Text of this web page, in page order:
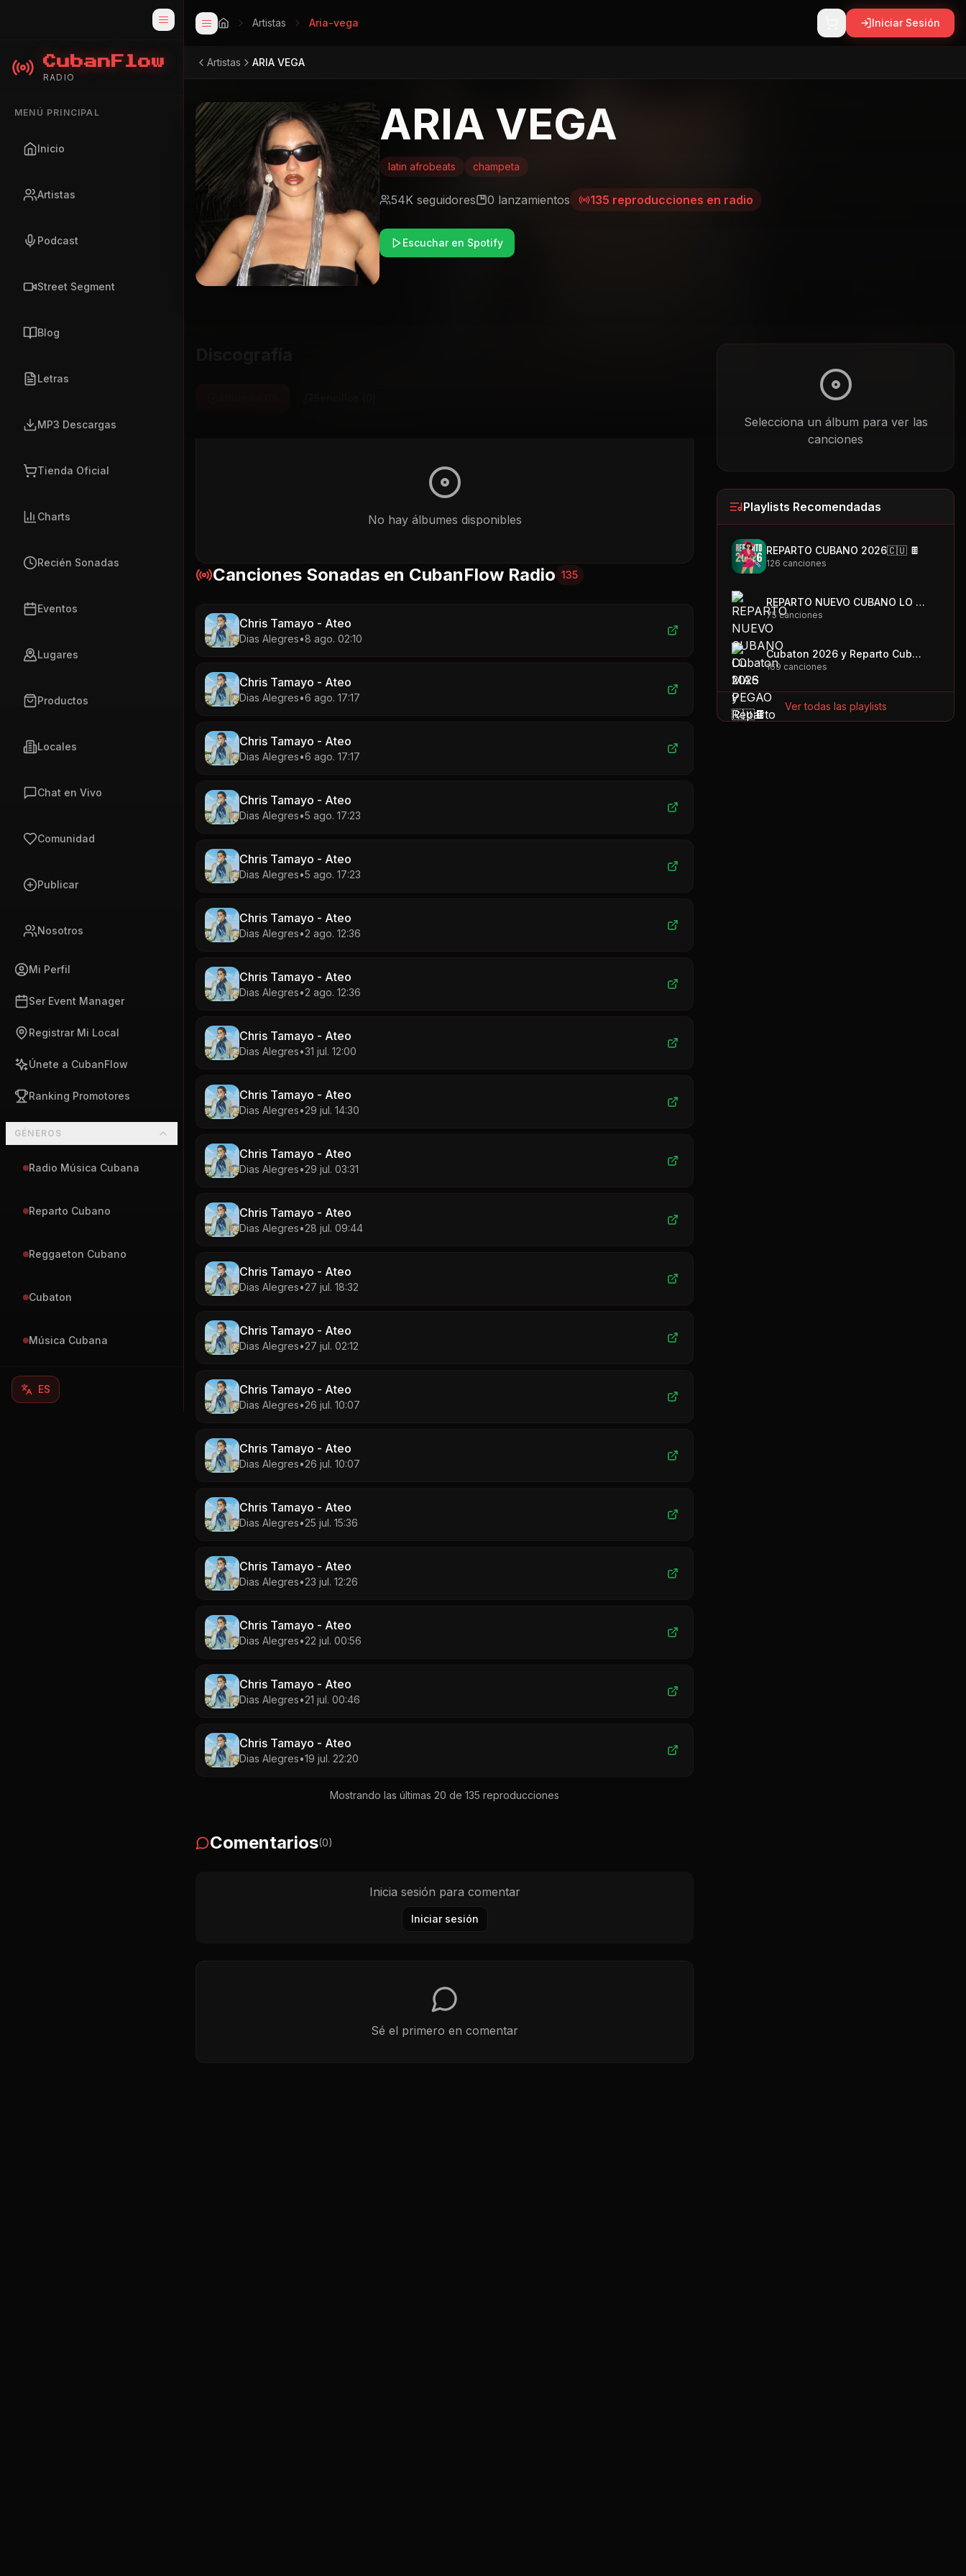
CubanFlow
RADIO
MENÚ PRINCIPAL
Inicio
Artistas
Podcast
Street Segment
Blog
Letras
MP3 Descargas
Tienda Oficial
Charts
Recién Sonadas
Eventos
Lugares
Productos
Locales
Chat en Vivo
Comunidad
Publicar
Nosotros
Mi Perfil
Ser Event Manager
Registrar Mi Local
Únete a CubanFlow
Ranking Promotores
GÉNEROS
Radio Música Cubana
Reparto Cubano
Reggaeton Cubano
Cubaton
Música Cubana
ES
Artistas Aria-vega Iniciar Sesión
Artistas ARIA VEGA
ARIA VEGA
latin afrobeats champeta
54K seguidores 0 lanzamientos 135 reproducciones en radio
Escuchar en Spotify
No hay álbumes disponibles
Canciones Sonadas en CubanFlow Radio 135
Chris Tamayo - Ateo
Dias Alegres•8 ago. 02:10
Chris Tamayo - Ateo
Dias Alegres•6 ago. 17:17
Chris Tamayo - Ateo
Dias Alegres•6 ago. 17:17
Chris Tamayo - Ateo
Dias Alegres•5 ago. 17:23
Chris Tamayo - Ateo
Dias Alegres•5 ago. 17:23
Chris Tamayo - Ateo
Dias Alegres•2 ago. 12:36
Chris Tamayo - Ateo
Dias Alegres•2 ago. 12:36
Chris Tamayo - Ateo
Dias Alegres•31 jul. 12:00
Chris Tamayo - Ateo
Dias Alegres•29 jul. 14:30
Chris Tamayo - Ateo
Dias Alegres•29 jul. 03:31
Chris Tamayo - Ateo
Dias Alegres•28 jul. 09:44
Chris Tamayo - Ateo
Dias Alegres•27 jul. 18:32
Chris Tamayo - Ateo
Dias Alegres•27 jul. 02:12
Chris Tamayo - Ateo
Dias Alegres•26 jul. 10:07
Chris Tamayo - Ateo
Dias Alegres•26 jul. 10:07
Chris Tamayo - Ateo
Dias Alegres•25 jul. 15:36
Chris Tamayo - Ateo
Dias Alegres•23 jul. 12:26
Chris Tamayo - Ateo
Dias Alegres•22 jul. 00:56
Chris Tamayo - Ateo
Dias Alegres•21 jul. 00:46
Chris Tamayo - Ateo
Dias Alegres•19 jul. 22:20
Mostrando las últimas 20 de135 reproducciones
Comentarios(0)
Inicia sesión para comentar
Iniciar sesión
Sé el primero en comentar
Selecciona un álbum para ver las
canciones
Playlists Recomendadas
REPARTO CUBANO 2026🇨🇺 🍫
126 canciones
REPARTO NUEVO CUBANO LO MAS PEGAO 🇨🇺🍫
75 canciones
Cubaton 2026 y Reparto Cubano
169 canciones
Ver todas las playlists